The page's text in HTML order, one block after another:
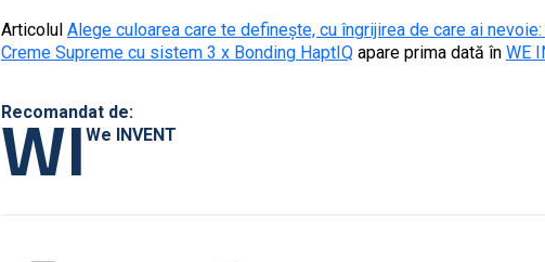
Articolul Alege culoarea care te definește, cu îngrijirea de care ai
Creme Supreme cu sistem 3 x Bonding HaptIQ apare prima dată în WE
Recomandat de:
WIWe INVENT